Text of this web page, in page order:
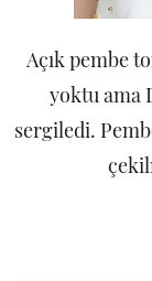
Açık pembe
yoktu ama
sergiledi.